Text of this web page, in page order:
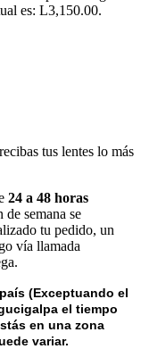
es: L3,150.00.
tus lentes lo más
24 a 48 horas
semana se
tu pedido, un
vía llamada
(Exceptuando el
el tiempo
en una zona
variar.